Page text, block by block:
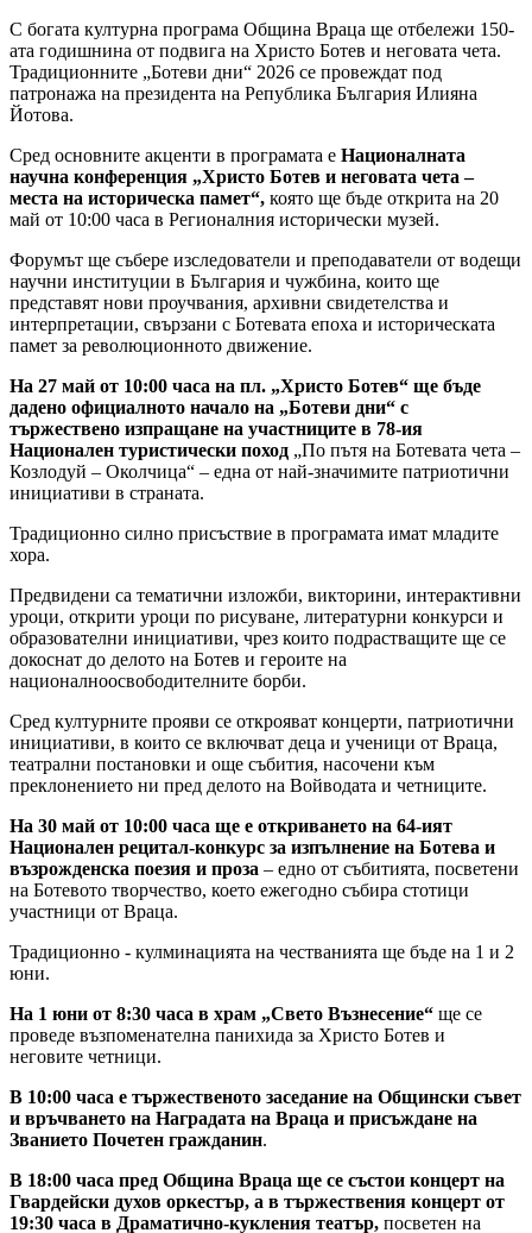
С богата културна програма Община Враца ще отбележи 150-
ата годишнина от подвига на Христо Ботев и неговата чета.
Традиционните „Ботеви дни“ 2026 се провеждат под
патронажа на президента на Република България Илияна
Йотова.
Сред основните акценти в програмата е Националната
научна конференция „Христо Ботев и неговата чета –
места на историческа памет“, която ще бъде открита на 20
май от 10:00 часа в Регионалния исторически музей.
Форумът ще събере изследователи и преподаватели от водещи
научни институции в България и чужбина, които ще
представят нови проучвания, архивни свидетелства и
интерпретации, свързани с Ботевата епоха и историческата
памет за революционното движение.
На 27 май от 10:00 часа на пл. „Христо Ботев“ ще бъде
дадено официалното начало на „Ботеви дни“ с
тържествено изпращане на участниците в 78-ия
Национален туристически поход „По пътя на Ботевата чета –
Козлодуй – Околчица“ – една от най-значимите патриотични
инициативи в страната.
Традиционно силно присъствие в програмата имат младите
хора.
Предвидени са тематични изложби, викторини, интерактивни
уроци, открити уроци по рисуване, литературни конкурси и
образователни инициативи, чрез които подрастващите ще се
докоснат до делото на Ботев и героите на
националноосвободителните борби.
Сред културните прояви се открояват концерти, патриотични
инициативи, в които се включват деца и ученици от Враца,
театрални постановки и още събития, насочени към
преклонението ни пред делото на Войводата и четниците.
На 30 май от 10:00 часа ще е откриването на 64-ият
Национален рецитал-конкурс за изпълнение на Ботева и
възрожденска поезия и проза – едно от събитията, посветени
на Ботевото творчество, което ежегодно събира стотици
участници от Враца.
Традиционно - кулминацията на честванията ще бъде на 1 и 2
юни.
На 1 юни от 8:30 часа в храм „Свето Възнесение“ ще се
проведе възпоменателна панихида за Христо Ботев и
неговите четници.
В 10:00 часа е тържественото заседание на Общински съвет
и връчването на Наградата на Враца и присъждане на
Званието Почетен гражданин.
В 18:00 часа пред Община Враца ще се състои концерт на
Гвардейски духов оркестър, а в тържествения концерт от
19:30 часа в Драматично-кукления театър, посветен на